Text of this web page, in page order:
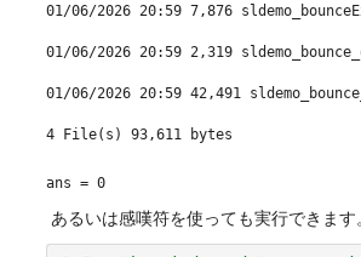
01/06/2026 20:59 7,876
01/06/2026 20:59 2,319
01/06/2026 20:59 42,491
4 File(s) 93,611 bytes
2 Dir(s) 360,018,485,248 bytes free
ans = 0
あるいは感嘆符を使っても実行できます